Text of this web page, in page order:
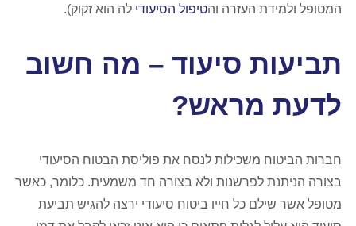
המטופל ולמידת העזרה והטיפול הסיעודי לה הוא זקוק).
תביעות סיעוד – מה חשוב
לדעת מראש?
חברות הביטוח משכילות לנסח את פוליסת הבטוח הסיעודי
בצורה הניתנת לפרשנות ולא בצורה חד משמעית. כלומר, כאשר
מטופל אשר שילם כל חייו ביטוח סיעודי ירצה להגיש תביעת